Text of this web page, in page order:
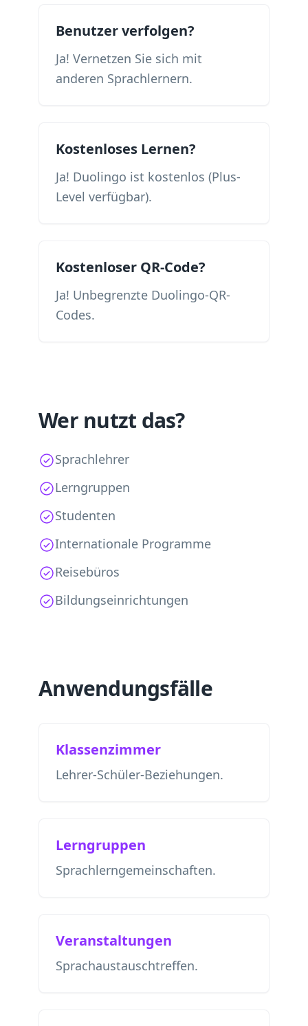
Benutzer verfolgen?
Ja! Vernetzen Sie sich mit
anderen Sprachlernern.
Kostenloses Lernen?
Ja! Duolingo ist kostenlos (Plus-
Level verfügbar).
Kostenloser QR-Code?
Ja! Unbegrenzte Duolingo-QR-
Codes.
Wer nutzt das?
Sprachlehrer
Lerngruppen
Studenten
Internationale Programme
Reisebüros
Bildungseinrichtungen
Anwendungsfälle
Klassenzimmer
Lehrer-Schüler-Beziehungen.
Lerngruppen
Sprachlerngemeinschaften.
Veranstaltungen
Sprachaustauschtreffen.